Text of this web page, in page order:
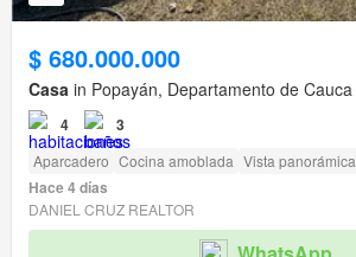
$ 680.000.000
Casa in Popayán, Departamento de Cauca
4 3
Aparcadero Cocina amoblada Vista panorámica
Hace 4 días
DANIEL CRUZ REALTOR